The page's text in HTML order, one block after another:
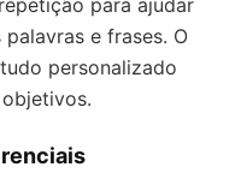
para ajudar
e frases. O
personalizado